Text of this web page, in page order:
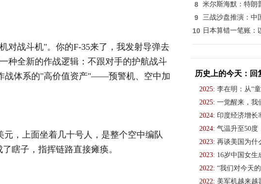
对战斗机"。你的F-35来了，我发射导弹去
种全新的作战逻辑：不跟对手的护航战斗
战体系的"高价值资产"——预警机、空中加
，上面坐着几十号人，是整个空中编队
瞎子，指挥链路直接瘫痪。
8 米尔斯海默：特朗
9 三战沙盘推演：中
10 日本算错一笔账：
历史上的今天：回
2025: 李在明：从“
2025: 一觉醒来，我
2024: 印度经济增长
2024: 气温升至50度
2023: 再谈美国为什
2023: 16岁中国女生
2022: “我们对今天
2022: 美军机越来越